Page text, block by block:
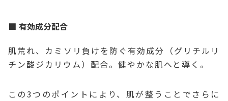
有効成分配合
肌荒れ、カミソリ負けを防ぐ有効成分（グリチルリ
チン酸ジカリウム）配合。健やかな肌へと導く。
この3つのポイントにより、肌が整うことでさらに